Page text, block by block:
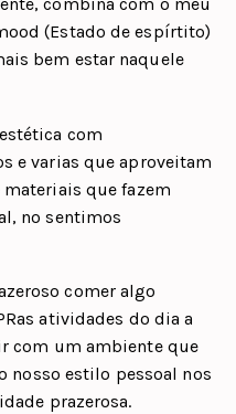
(Estado de espírtito)
bem estar naquele
com
e varias que aproveitam
que fazem
no sentimos
comer algo
atividades do dia a
com um ambiente que
nosso estilo pessoal nos
prazerosa.